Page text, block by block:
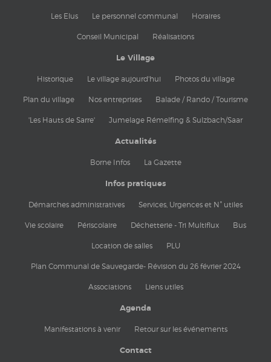
Les Elus Le personnel communal Horaires
Conseil Municipal Réalisations
Le Village
Historique Le village aujourd'hui Photos du village
Plan du village Nos entreprises Balade / Rando / Tourisme
'Les Hauts de Sarre' Jumelage Rémelfing & Sulzbach/Saar
Actualités
Borne Infos La Gazette
Infos pratiques
Démarches administratives Services, Urgences et N° utiles
Vie scolaire Périscolaire Déchetterie - Tri Multiflux Bus
Location de salles PLU
Plan Communal de Sauvegarde- Révision du 26 février 2024
Associations Liens utiles
Agenda
Manifestations à venir Retour sur les événements
Contact